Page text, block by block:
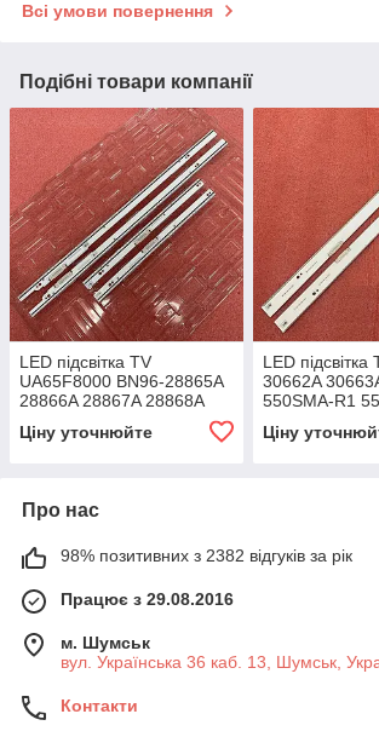
Всі умови повернення
Подібні товари компанії
LED підсвітка TV
UA65F8000 BN96-28865A
28866A 28867A 28868A
Ціну уточнюйте
LED
30662A
550SMA-R1
Ціну
Про нас
98% позитивних з 2382 відгуків за рік
Працює з 29.08.2016
м. Шумськ
вул. Українська 36 каб. 13, Шумськ,
Контакти